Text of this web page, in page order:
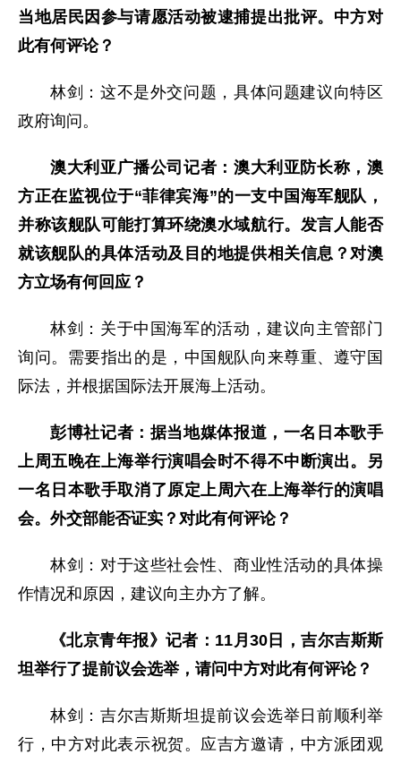
当地居民因参与请愿活动被逮捕提出批评。中方对
此有何评论？
林剑：这不是外交问题，具体问题建议向特区
政府询问。
澳大利亚广播公司记者：澳大利亚防长称，澳
方正在监视位于“菲律宾海”的一支中国海军舰队，
并称该舰队可能打算环绕澳水域航行。发言人能否
就该舰队的具体活动及目的地提供相关信息？对澳
方立场有何回应？
林剑：关于中国海军的活动，建议向主管部门
询问。需要指出的是，中国舰队向来尊重、遵守国
际法，并根据国际法开展海上活动。
彭博社记者：据当地媒体报道，一名日本歌手
上周五晚在上海举行演唱会时不得不中断演出。另
一名日本歌手取消了原定上周六在上海举行的演唱
会。外交部能否证实？对此有何评论？
林剑：对于这些社会性、商业性活动的具体操
作情况和原因，建议向主办方了解。
《北京青年报》记者：11月30日，吉尔吉斯斯
坦举行了提前议会选举，请问中方对此有何评论？
林剑：吉尔吉斯斯坦提前议会选举日前顺利举
行，中方对此表示祝贺。应吉方邀请，中方派团观